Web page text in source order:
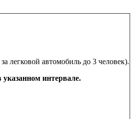
легковой автомобиль до 3 человек).
интервале.